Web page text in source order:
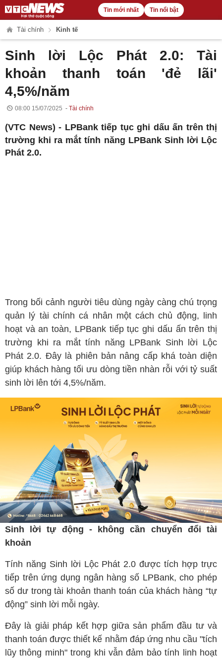
Tin mới nhất Tin nổi bật
Tài chính Kinh tế
Sinh lời Lộc Phát 2.0: Tài
khoản thanh toán 'đẻ lãi'
4,5%/năm
08:00 15/07/2025 Tài chính
(VTC News) - LPBank tiếp tục ghi dấu ấn trên thị
trường khi ra mắt tính năng LPBank Sinh lời Lộc
Phát 2.0.
Trong bối cảnh người tiêu dùng ngày càng chú trọng
quản lý tài chính cá nhân một cách chủ động, linh
hoạt và an toàn, LPBank tiếp tục ghi dấu ấn trên thị
trường khi ra mắt tính năng LPBank Sinh lời Lộc
Phát 2.0. Đây là phiên bản nâng cấp khá toàn diện
giúp khách hàng tối ưu dòng tiền nhàn rỗi với tỷ suất
sinh lời lên tới 4,5%/năm.
Sinh lời tự động - không cần chuyển đổi tài
khoản
Tính năng Sinh lời Lộc Phát 2.0 được tích hợp trực
tiếp trên ứng dụng ngân hàng số LPBank, cho phép
số dư trong tài khoản thanh toán của khách hàng “tự
động” sinh lời mỗi ngày.
Đây là giải pháp kết hợp giữa sản phẩm đầu tư và
thanh toán được thiết kế nhằm đáp ứng nhu cầu "tích
lũy thông minh" trong khi vẫn đảm bảo tính linh hoạt